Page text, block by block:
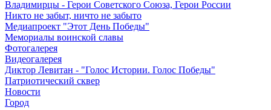
Владимирцы - Герои Советского Союза, Герои России
Никто не забыт, ничто не забыто
Медиапроект "Этот День Победы"
Мемориалы воинской славы
Фотогалерея
Видеогалерея
Диктор Левитан - "Голос Истории. Голос Победы"
Патриотический сквер
Новости
Город